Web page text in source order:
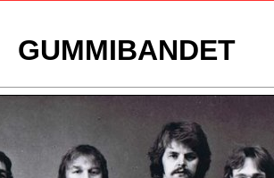
GUMMIBANDET